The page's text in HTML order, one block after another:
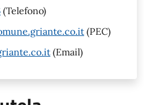
(Telefono)
(PEC)
(Email)